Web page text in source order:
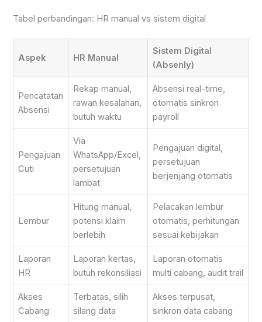
Tabel perbandingan: HR manual vs sistem digital
Aspek HR Manual
Sistem Digital
(Absenly)
Pencatatan
Absensi
Rekap manual,
rawan kesalahan,
butuh waktu
Absensi real-time,
otomatis sinkron
payroll
Pengajuan
Cuti
Via
WhatsApp/Excel,
persetujuan
lambat
Pengajuan digital,
persetujuan
berjenjang otomatis
Lembur
Hitung manual,
potensi klaim
berlebih
Pelacakan lembur
otomatis, perhitungan
sesuai kebijakan
Laporan
HR
Laporan kertas,
butuh rekonsiliasi
Laporan otomatis
multi cabang, audit trail
Akses
Cabang
Terbatas, silih
silang data
Akses terpusat,
sinkron data cabang